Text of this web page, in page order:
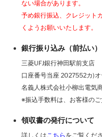
ない場合があります。
予め銀行振込、クレジット
くようお願いいたします。
銀行振り込み（前払い）
三菱UFJ銀行神田駅前支店
口座番号当座 2027552カ)
名義人株式会社小柳出電気
※振込手数料は、お客様のご
領収書の発行について
詳しくは こちら をご覧くだ